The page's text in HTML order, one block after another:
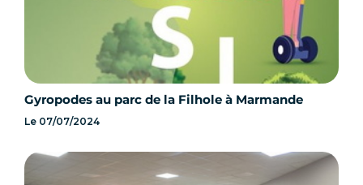
Gyropodes au parc de la Filhole à Marmande
Le 07/07/2024